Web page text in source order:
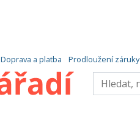
Doprava a platba Prodloužení záruky